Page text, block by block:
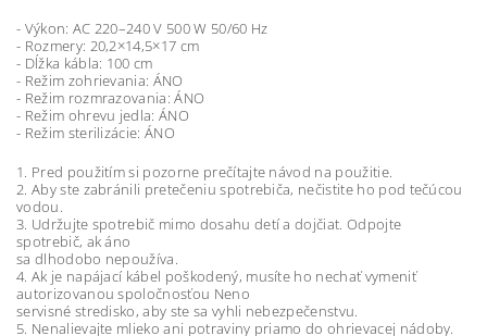
- Výkon: AC 220–240 V 500 W 50/60 Hz
- Rozmery: 20,2×14,5×17 cm
- Dĺžka kábla: 100 cm
- Režim zohrievania: ÁNO
- Režim rozmrazovania: ÁNO
- Režim ohrevu jedla: ÁNO
- Režim sterilizácie: ÁNO
1. Pred použitím si pozorne prečítajte návod na použitie.
2. Aby ste zabránili pretečeniu spotrebiča, nečistite ho pod tečúcou
vodou.
3. Udržujte spotrebič mimo dosahu detí a dojčiat. Odpojte
spotrebič, ak áno
sa dlhodobo nepoužíva.
4. Ak je napájací kábel poškodený, musíte ho nechať vymeniť
autorizovanou spoločnosťou Neno
servisné stredisko, aby ste sa vyhli nebezpečenstvu.
5. Nenalievajte mlieko ani potraviny priamo do ohrievacej nádoby.